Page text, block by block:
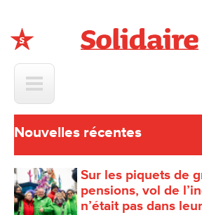
Solidaire
Nouvelles récentes
Sur les piquets de
pensions, vol de
n’était pas dans